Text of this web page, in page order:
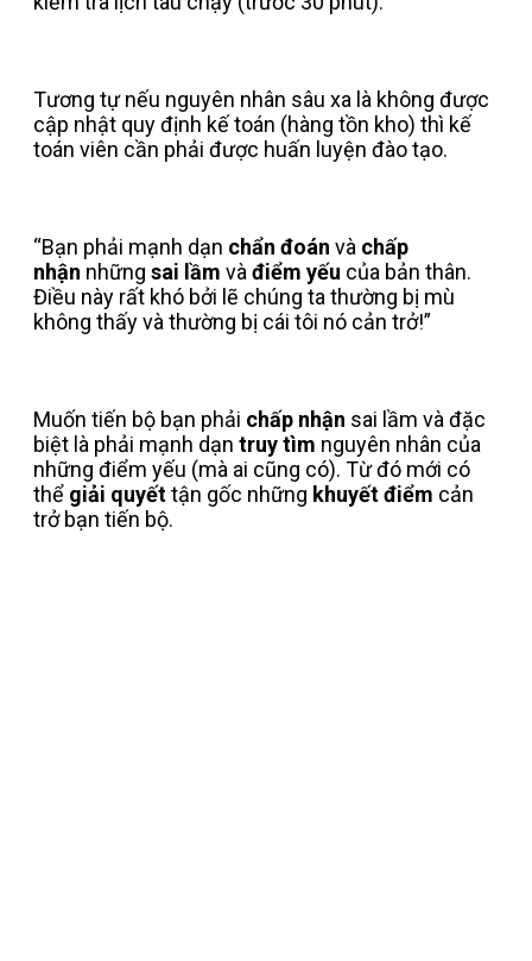
Tương tự nếu nguyên nhân sâu xa là không được
cập nhật quy định kế toán (hàng tồn kho) thì kế
toán viên cần phải được huấn luyện đào tạo.
“Bạn phải mạnh dạn chẩn đoán và chấp
nhận những sai lầm và điểm yếu của bản thân.
Điều này rất khó bởi lẽ chúng ta thường bị mù
không thấy và thường bị cái tôi nó cản trở!”
Muốn tiến bộ bạn phải chấp nhận sai lầm và đặc
biệt là phải mạnh dạn truy tìm nguyên nhân của
những điểm yếu (mà ai cũng có). Từ đó mới có
thể giải quyếttận gốc những khuyết điểm cản
trở bạn tiến bộ.